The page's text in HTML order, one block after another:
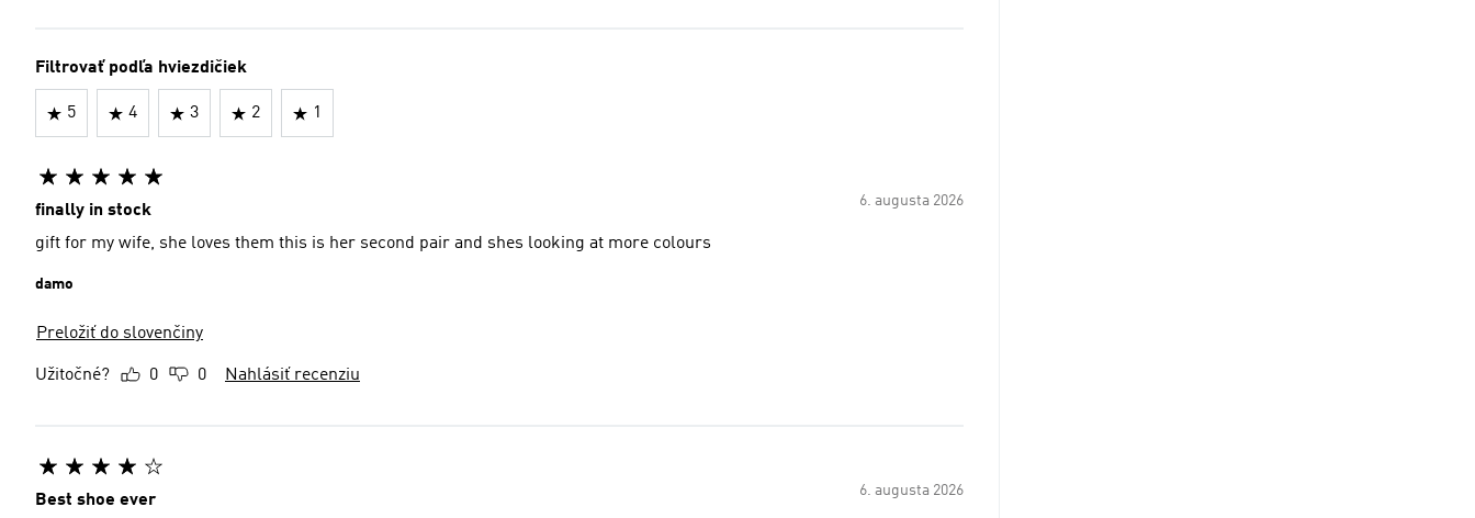
Filtrovať podľa hviezdičiek
5 4 3 2 1
6. augusta 2026
finally in stock
gift for my wife, she loves them this is her second pair and shes looking at more colours
damo
Preložiť do slovenčiny
Užitočné? 0 0 Nahlásiť recenziu
6. augusta 2026
Best shoe ever